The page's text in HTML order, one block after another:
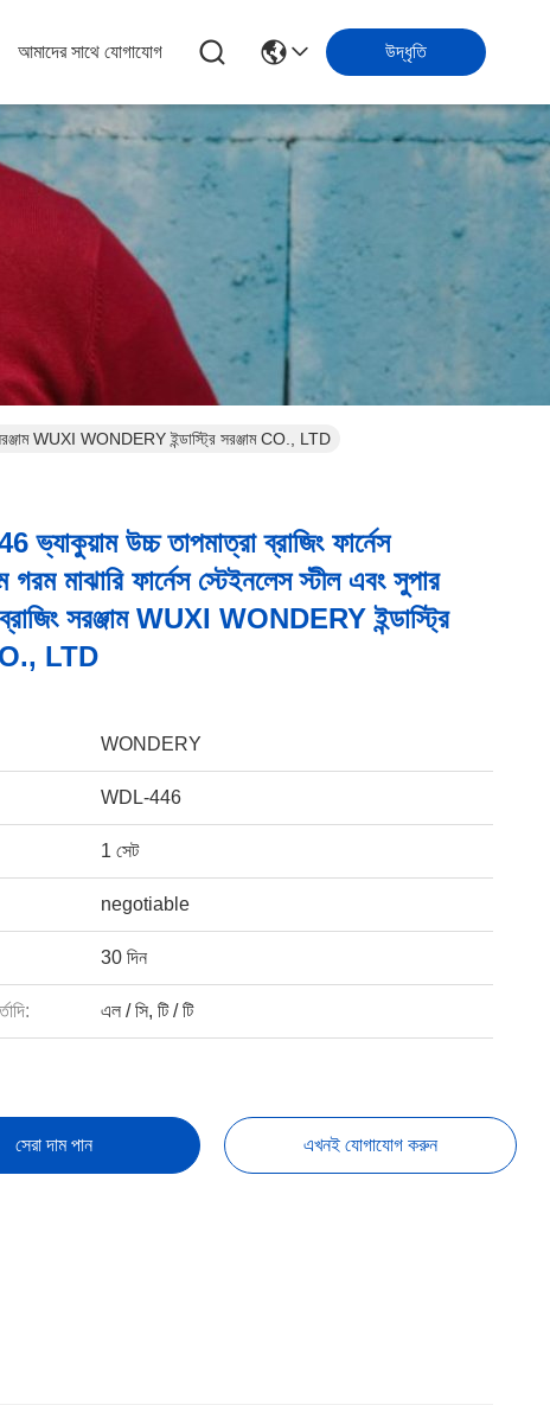
আমাদের সাথে যোগাযোগ উদ্ধৃতি
সরঞ্জাম WUXI WONDERY ইন্ডাস্ট্রি সরঞ্জাম CO., LTD
উচ্চ তাপমাত্রা ব্রাজিং ফার্নেস
গরম মাঝারি ফার্নেস স্টেইনলেস স্টীল এবং সুপার
সরঞ্জাম WUXI WONDERY ইন্ডাস্ট্রি
LTD
WONDERY
WDL-446
1 সেট
negotiable
30 দিন
এল / সি, টি / টি
সেরা দাম পান এখনই যোগাযোগ করুন